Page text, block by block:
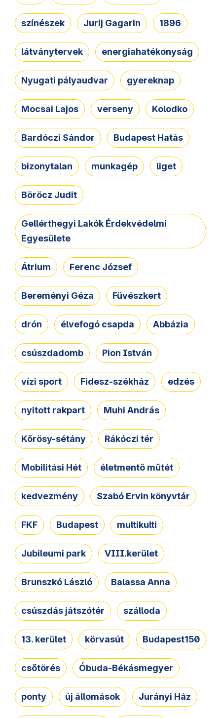
színészek Jurij Gagarin 1896
látványtervek energiahatékonyság
Nyugati pályaudvar gyereknap
Mocsai Lajos verseny Kolodko
Bardóczi Sándor Budapest Hatás
bizonytalan munkagép liget
Böröcz Judit
Gellérthegyi Lakók Érdekvédelmi
Egyesülete
Átrium Ferenc József
Bereményi Géza Füvészkert
drón élvefogó csapda Abbázia
csúszdadomb Pion István
vízi sport Fidesz-székház edzés
nyitott rakpart Muhi András
Kőrösy-sétány Rákóczi tér
Mobilitási Hét életmentő műtét
kedvezmény Szabó Ervin könyvtár
FKF Budapest multikulti
Jubileumi park VIII.kerület
Brunszkó László Balassa Anna
csúszdás játszótér szálloda
13. kerület körvasút Budapest150
csőtörés Óbuda-Békásmegyer
ponty új állomások Jurányi Ház